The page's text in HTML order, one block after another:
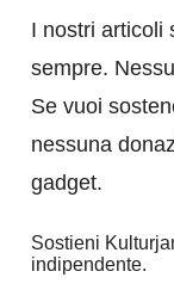
I nostri articoli
sempre.
Se vuoi
nessuna
gadget.
Sostieni
indipendente.